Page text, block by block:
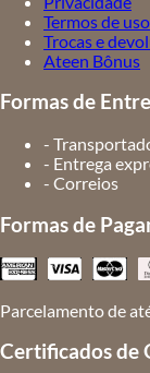
Termos de uso
Trocas e
Ateen Bônus
Formas de
-
- Entrega
- Correios
Formas de
Parcelamento de
Certificados de